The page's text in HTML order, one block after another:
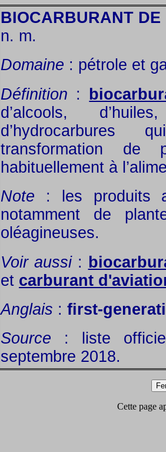
BIOCARBURANT DE
n. m.
Domaine : pétrole et
Définition :
d’alcools,
transformation de
habituellement à
Note : les produits
notamment de
oléagineuses.
Voir aussi:
et carburant
Anglais : first-
Source : liste
septembre 2018.
Cette page